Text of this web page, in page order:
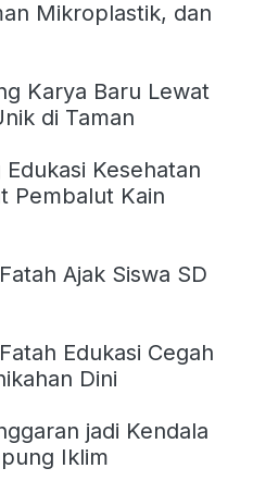
Mikroplastik, dan
Karya Baru Lewat
di Taman
Kesehatan
Pembalut Kain
Ajak Siswa SD
Edukasi Cegah
Dini
jadi Kendala
Iklim